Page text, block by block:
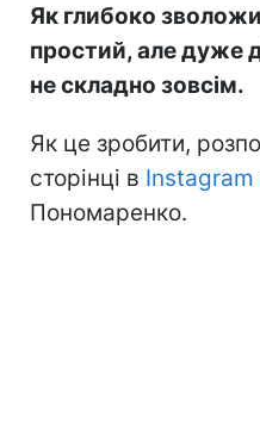
Як глибоко
простий, але дуже
не складно зовсім.
Як це зробити,
сторінці в Instagram
Пономаренко.